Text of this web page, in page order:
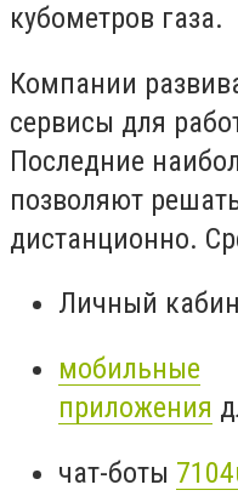
кубометров газа.
Компании
сервисы для
Последние
позволяют
дистанционно.
Личный
мобильные
приложения
чат-боты